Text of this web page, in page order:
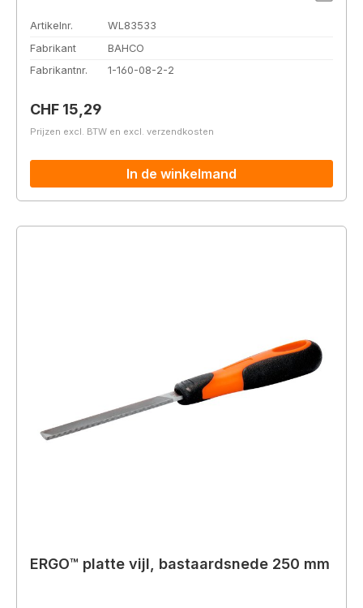
Artikelnr.
WL83533
Fabrikant
BAHCO
Fabrikantnr.
1-160-08-2-2
Normale prijs:
CHF 15,29
Prijzen excl. BTW en excl. verzendkosten
In de winkelmand
ERGO™ platte vijl, bastaardsnede 250 mm